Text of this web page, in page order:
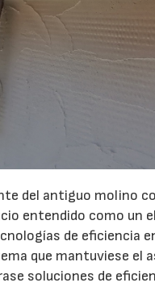
del antiguo molino
entendido como
de eficiencia
que mantuviese
soluciones de